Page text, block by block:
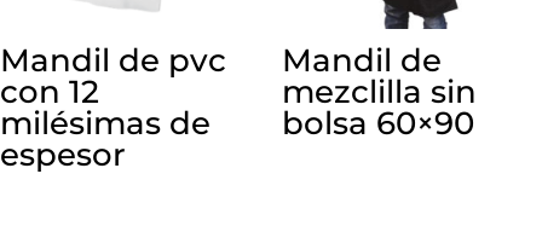
Mandil de pvc
con 12
milésimas de
espesor
Mandil de
mezclilla sin
bolsa 60×90